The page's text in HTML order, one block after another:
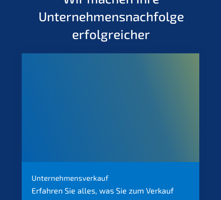
Unternehmens­nachfolge
erfolgreicher
Unter­nehmens­verkauf
Erfah­ren Sie alles, was Sie zum Verkauf